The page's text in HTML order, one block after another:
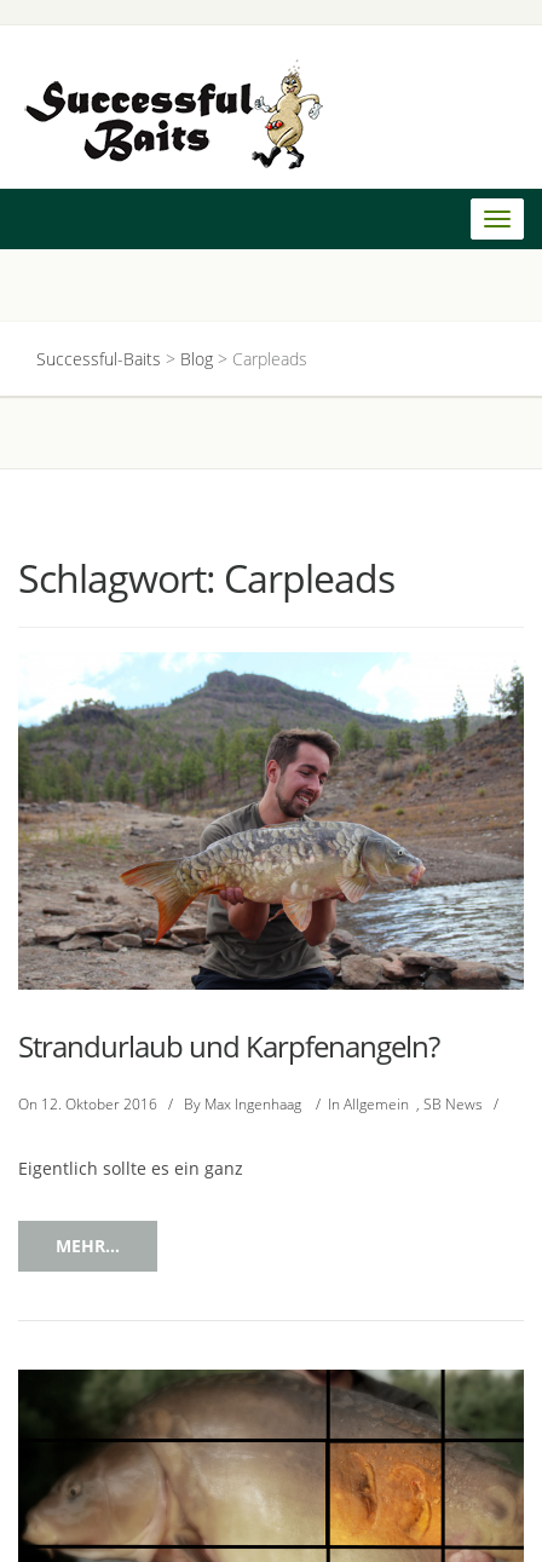
Successful-Baits > Blog > Carpleads
Schlagwort: Carpleads
Strandurlaub und Karpfenangeln?
On 12. Oktober 2016 / By Max Ingenhaag / In Allgemein , SB News /
Eigentlich sollte es ein ganz
MEHR...